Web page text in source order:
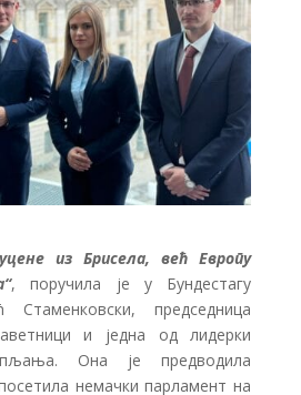
из Брисела, већ Европу
, поручила је у Бундестагу
председница
и једна од лидерки
Она је предводила
посетила немачки парламент на